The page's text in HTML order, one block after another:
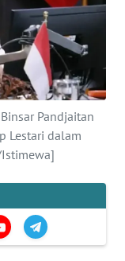
Pandjaitan
Lestari dalam